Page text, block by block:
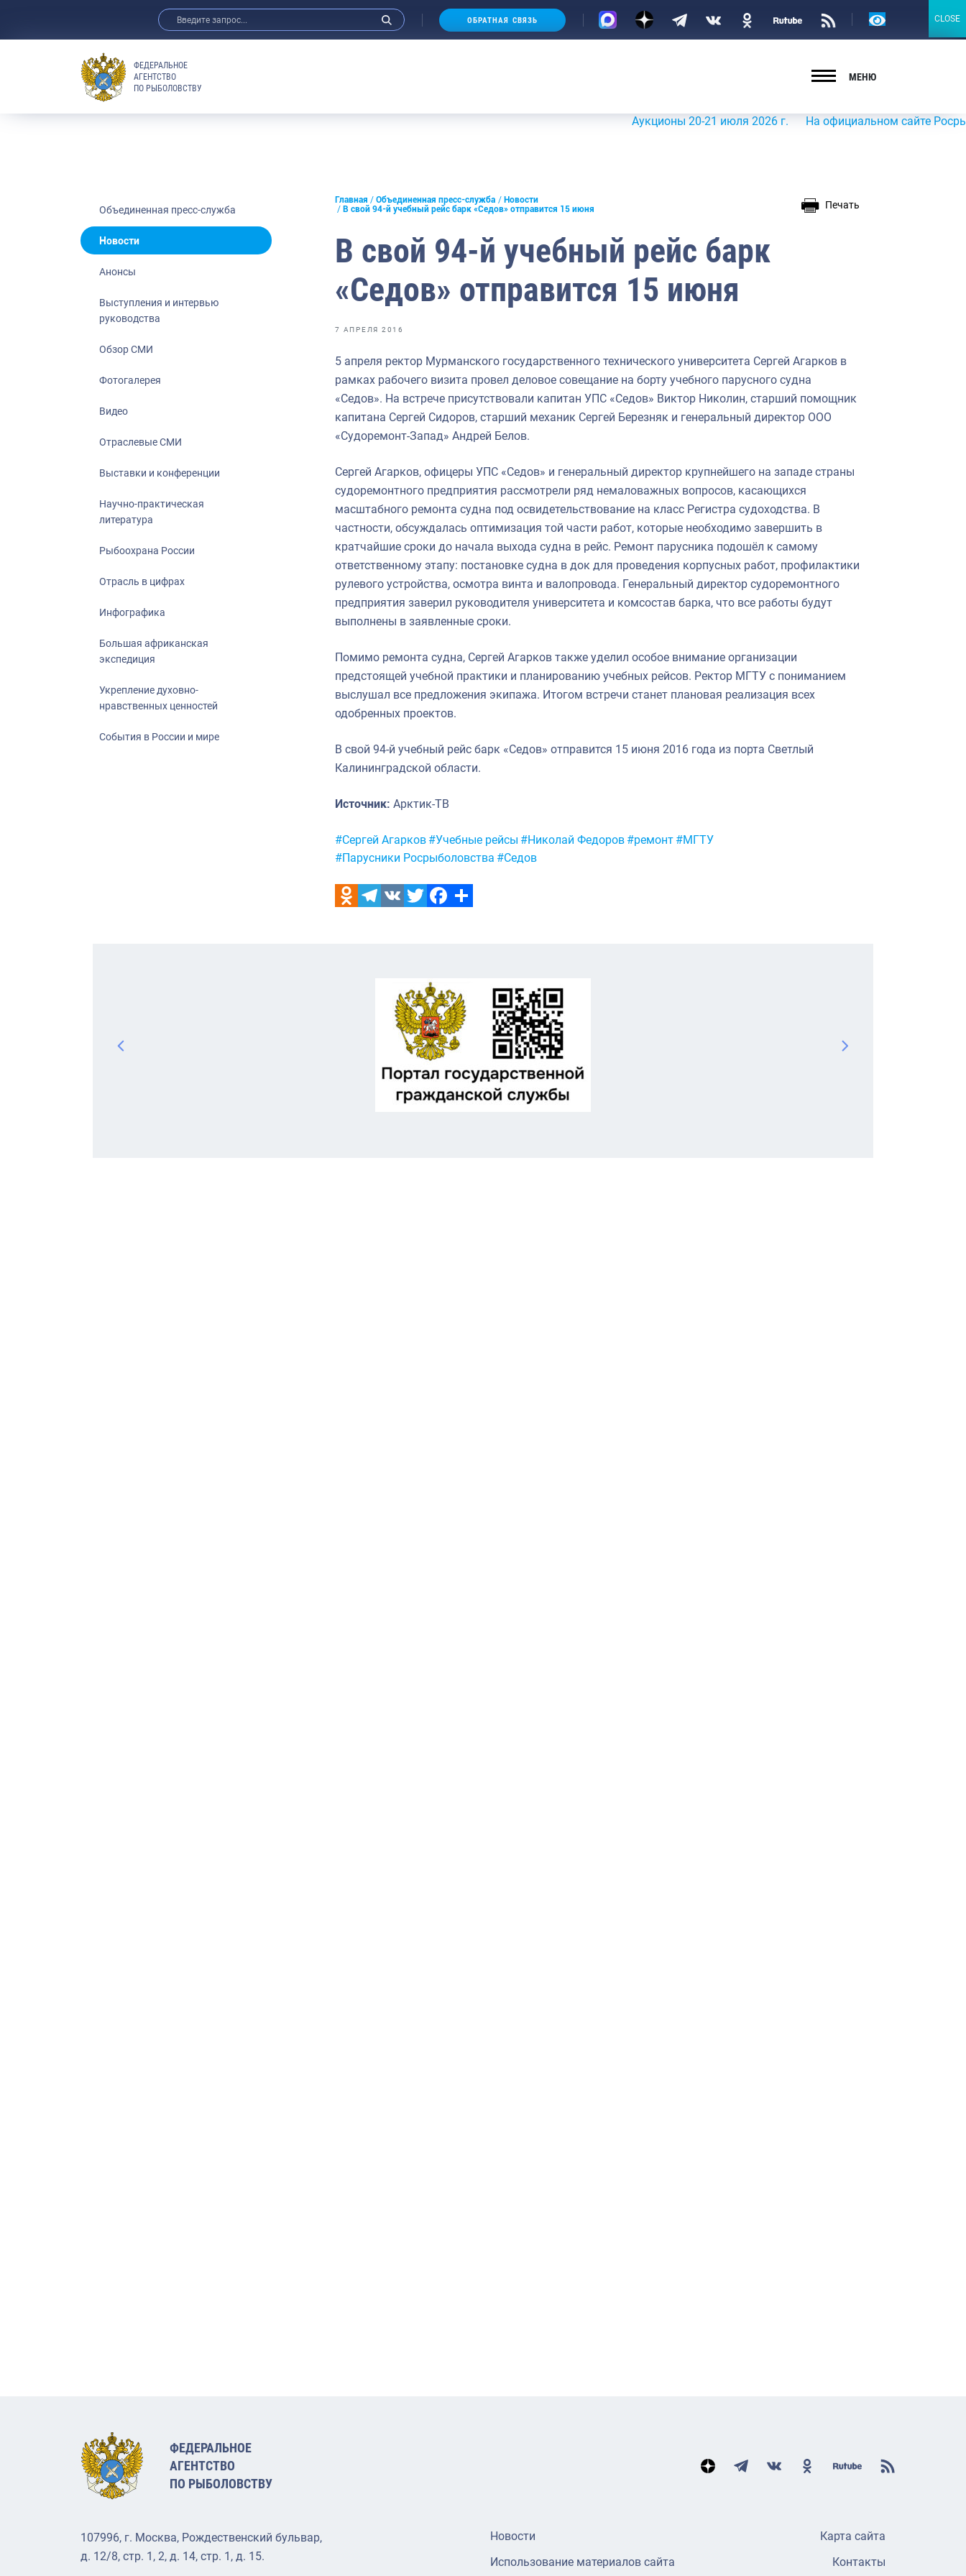
Анонсы
Отраслевые СМИ
Выставки и конференции
Научно-практическая литература
Рыбоохрана России
Большая африканская экспедиция
Укрепление духовно-нравственных
ОБРАТНАЯ СВЯЗЬ
Версия
ФЕДЕРАЛЬНОЕ
АГЕНТСТВО
ПО РЫБОЛОВСТВУ
МЕНЮ
Аукционы 20-21 июля 2026 г. На официальном сайте
Объединенная пресс-служба
Новости
Анонсы
Выступления и интервью
руководства
Обзор СМИ
Фотогалерея
Видео
Отраслевые СМИ
Выставки и конференции
Научно-практическая
литература
Рыбоохрана России
Отрасль в цифрах
Инфографика
Большая африканская
экспедиция
Укрепление духовно-
нравственных ценностей
События в России и мире
Главная Объединенная пресс-служба
Новости
В свой 94-й учебный рейс барк «Седов» отправится 15 июня
Печать
В свой 94-й учебный рейс барк
«Седов» отправится 15 июня
7 АПРЕЛЯ 2016
5 апреля ректор Мурманского государственного технического университета Сергей Агарков в
рамках рабочего визита провел деловое совещание на борту учебного парусного судна
«Седов». На встрече присутствовали капитан УПС «Седов» Виктор Николин, старший помощник
капитана Сергей Сидоров, старший механик Сергей Березняк и генеральный директор ООО
«Судоремонт-Запад» Андрей Белов.
Сергей Агарков, офицеры УПС «Седов» и генеральный директор крупнейшего на западе страны
судоремонтного предприятия рассмотрели ряд немаловажных вопросов, касающихся
масштабного ремонта судна под освидетельствование на класс Регистра судоходства. В
частности, обсуждалась оптимизация той части работ, которые необходимо завершить в
кратчайшие сроки до начала выхода судна в рейс. Ремонт парусника подошёл к самому
ответственному этапу: постановке судна в док для проведения корпусных работ, профилактики
рулевого устройства, осмотра винта и валопровода. Генеральный директор судоремонтного
предприятия заверил руководителя университета и комсостав барка, что все работы будут
выполнены в заявленные сроки.
Помимо ремонта судна, Сергей Агарков также уделил особое внимание организации
предстоящей учебной практики и планированию учебных рейсов. Ректор МГТУ с пониманием
выслушал все предложения экипажа. Итогом встречи станет плановая реализация всех
одобренных проектов.
В свой 94-й учебный рейс барк «Седов» отправится 15 июня 2016 года из порта Светлый
Калининградской области.
Источник: Арктик-ТВ
Метки:
#Сергей Агарков #Учебные рейсы #Николай Федоров #ремонт #МГТУ
#Парусники Росрыболовства #Седов
ФЕДЕРАЛЬНОЕ
АГЕНТСТВО
ПО РЫБОЛОВСТВУ
107996, г. Москва, Рождественский бульвар,
д. 12/8, стр. 1, 2, д. 14, стр. 1, д. 15.
Новости
Использование материалов сайта
Карта сайта
Контакты
CLOSE
CLOSE